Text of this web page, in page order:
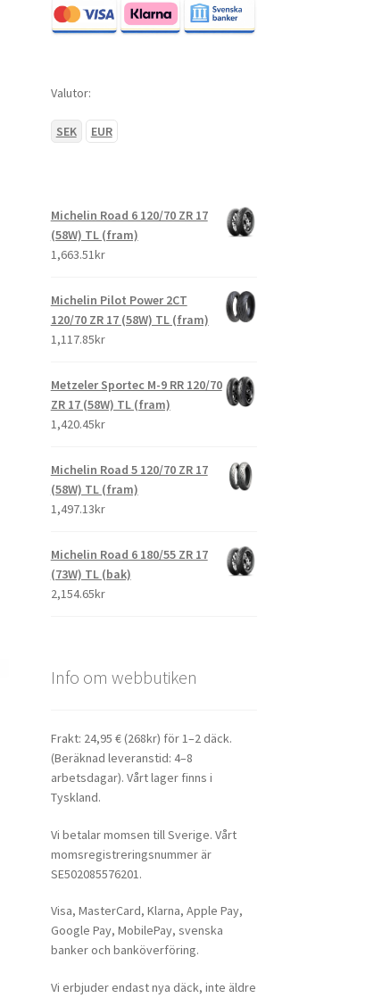
Valutor:
SEK EUR
Michelin Road 6 120/70 ZR 17
(58W) TL (fram)
1,663.51kr
Michelin Pilot Power 2CT
120/70 ZR 17 (58W) TL (fram)
1,117.85kr
Metzeler Sportec M-9 RR 120/70
ZR 17 (58W) TL (fram)
1,420.45kr
Michelin Road 5 120/70 ZR 17
(58W) TL (fram)
1,497.13kr
Michelin Road 6 180/55 ZR 17
(73W) TL (bak)
2,154.65kr
Info om webbutiken
Frakt: 24,95 € (268kr) för 1–2 däck.
(Beräknad leveranstid: 4–8
arbetsdagar). Vårt lager finns i
Tyskland.
Vi betalar momsen till Sverige. Vårt
momsregistreringsnummer är
SE502085576201.
Visa, MasterCard, Klarna, Apple Pay,
Google Pay, MobilePay, svenska
banker och banköverföring.
Vi erbjuder endast nya däck, inte äldre